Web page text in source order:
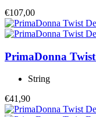
€107,00
PrimaDonna Twist
String
€41,90